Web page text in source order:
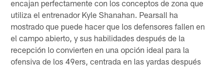
encajan perfectamente con los conceptos de zona que
utiliza el entrenador Kyle Shanahan. Pearsall ha
mostrado que puede hacer que los defensores fallen en
el campo abierto, y sus habilidades después de la
recepción lo convierten en una opción ideal para la
ofensiva de los 49ers, centrada en las yardas después